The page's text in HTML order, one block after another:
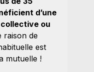
d’une
ou
raison de
est
mutuelle !